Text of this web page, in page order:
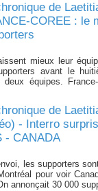
de
COREE : le
mieux leur
avant le
équipes.
de
- Interro
- CANADA
les supporters
pour voir
annonçait 30 000